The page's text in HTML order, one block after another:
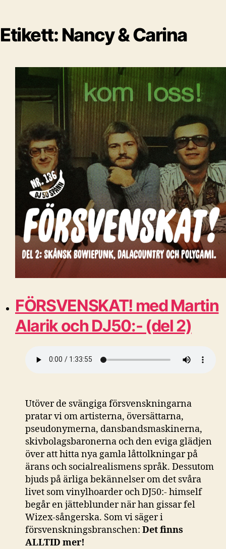
Etikett: Nancy & Carina
FÖRSVENSKAT! med Martin
Alarik och DJ50:- (del 2)
Utöver de svängiga försvenskningarna
pratar vi om artisterna, översättarna,
pseudonymerna, dansbandsmaskinerna,
skivbolagsbaronerna och den eviga glädjen
över att hitta nya gamla låttolkningar på
ärans och socialrealismens språk. Dessutom
bjuds på ärliga bekännelser om det svåra
livet som vinylhoarder och DJ50:- himself
begår en jätteblunder när han gissar fel
Wizex-sångerska. Som vi säger i
försvenskningsbranschen: Det finns
ALLTID mer!